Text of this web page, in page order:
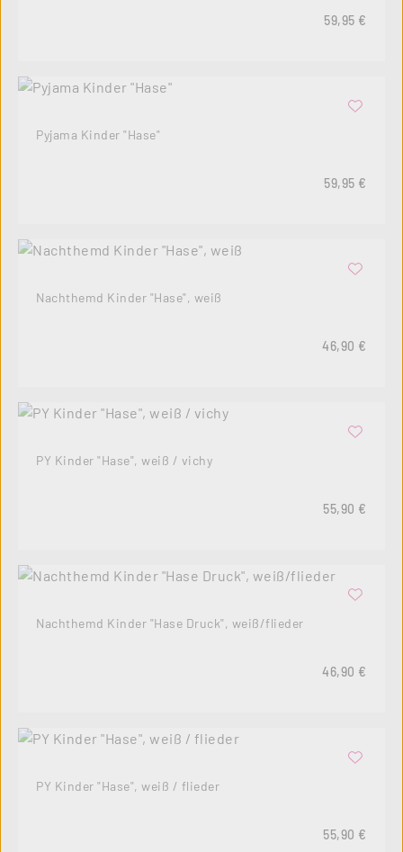
Regulärer
59,95 €
Pyjama Kinder "Hase"
Regulärer
59,95 €
Nachthemd Kinder "Hase", weiß
Regulärer
46,90 €
PY Kinder "Hase", weiß / vichy
Regulärer
55,90 €
Nachthemd Kinder "Hase Druck", weiß/flieder
Regulärer
46,90 €
PY Kinder "Hase", weiß / flieder
Regulärer
55,90 €